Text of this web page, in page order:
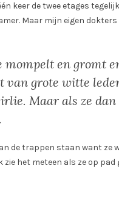
keer de twee etages
Maar mijn eigen
mompelt en gromt
van grote witte
Maar als ze
de trappen staan want ze
het meteen als ze op pad